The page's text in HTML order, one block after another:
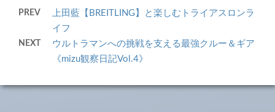
PREV
上田藍【BREITLING】と楽しむトライアスロンラ
イフ
NEXT
ウルトラマンへの挑戦を支える最強クルー＆ギア
《mizu観察日記Vol.4》